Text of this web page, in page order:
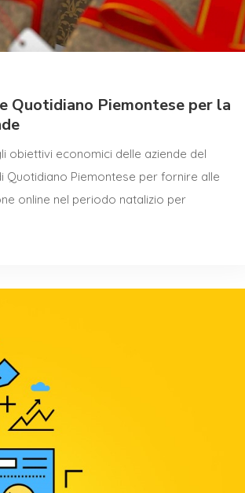
Quotidiano Piemontese per la
obiettivi economici delle aziende del
Quotidiano Piemontese per fornire alle
online nel periodo natalizio per